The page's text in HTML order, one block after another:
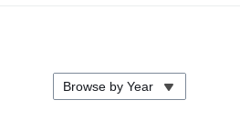
Browse by Year